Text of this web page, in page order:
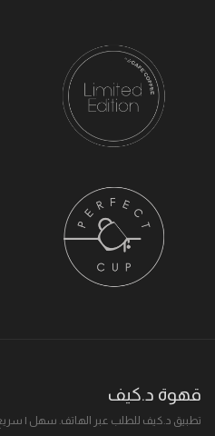
قهوة د.كيف
تطبيق د.كيف للطلب عبر الهاتف. سهل I سريع I رائع